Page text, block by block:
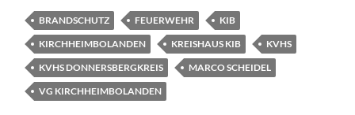
BRANDSCHUTZ FEUERWEHR
KIB
KIRCHHEIMBOLANDEN
KREISHAUS KIB
KVHS
KVHS DONNERSBERGKREIS
MARCO SCHEIDEL
VG KIRCHHEIMBOLANDEN